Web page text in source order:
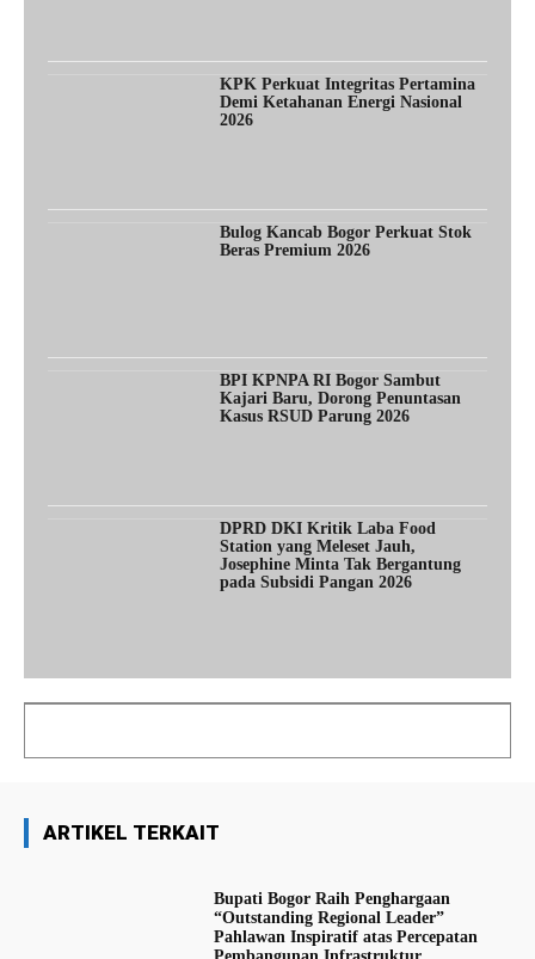
KPK Perkuat Integritas Pertamina
Demi Ketahanan Energi Nasional
2026
Bulog Kancab Bogor Perkuat Stok
Beras Premium 2026
BPI KPNPA RI Bogor Sambut
Kajari Baru, Dorong Penuntasan
Kasus RSUD Parung 2026
DPRD DKI Kritik Laba Food
Station yang Meleset Jauh,
Josephine Minta Tak Bergantung
pada Subsidi Pangan 2026
ARTIKEL TERKAIT
Bupati Bogor Raih Penghargaan
“Outstanding Regional Leader”
Pahlawan Inspiratif atas Percepatan